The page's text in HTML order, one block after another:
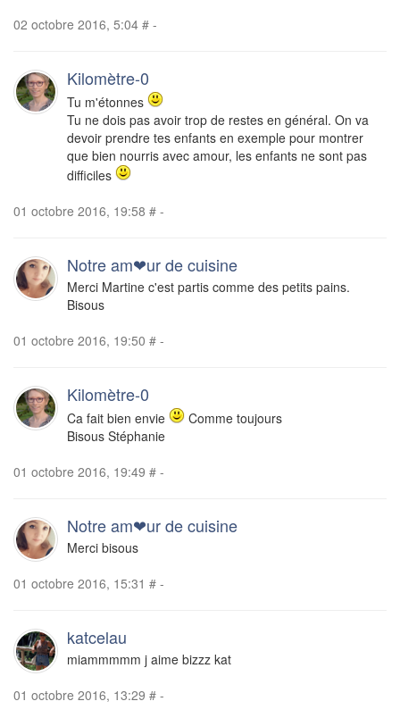
02 octobre 2016, 5:04 # -
Kilomètre-0
Tu m'étonnes
Tu ne dois pas avoir trop de restes en général. On va
devoir prendre tes enfants en exemple pour montrer
que bien nourris avec amour, les enfants ne sont pas
difficiles
01 octobre 2016, 19:58 # -
Notre am❤ur de cuisine
Merci Martine c'est partis comme des petits pains.
Bisous
01 octobre 2016, 19:50 # -
Kilomètre-0
Ca fait bien envie
Comme toujours
Bisous Stéphanie
01 octobre 2016, 19:49 # -
Notre am❤ur de cuisine
Merci bisous
01 octobre 2016, 15:31 # -
katcelau
miammmmm j aime bizzz kat
01 octobre 2016, 13:29 # -